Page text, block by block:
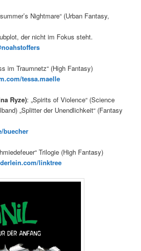
Nightmare“ (Urban Fantasy,
der nicht im Fokus steht.
im Traumnetz“ (High Fantasy)
tessa.maelle
Ryze): „Spirits of Violence“ (Science
„Splitter der Unendlichkeit“ (Fantasy
buecher
Trilogie (High Fantasy)
linktree